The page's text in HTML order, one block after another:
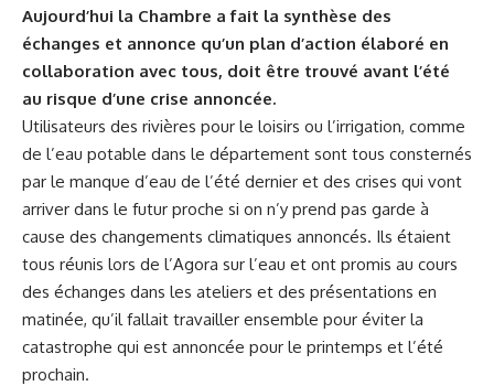
Aujourd’hui la Chambre a fait la synthèse des
échanges et annonce qu’un plan d’action élaboré en
collaboration avec tous, doit être trouvé avant l’été
au risque d’une crise annoncée.
Utilisateurs des rivières pour le loisirs ou l’irrigation, comme
de l’eau potable dans le département sont tous consternés
par le manque d’eau de l’été dernier et des crises qui vont
arriver dans le futur proche si on n’y prend pas garde à
cause des changements climatiques annoncés. Ils étaient
tous réunis lors de l’Agora sur l’eau et ont promis au cours
des échanges dans les ateliers et des présentations en
matinée, qu’il fallait travailler ensemble pour éviter la
catastrophe qui est annoncée pour le printemps et l’été
prochain.